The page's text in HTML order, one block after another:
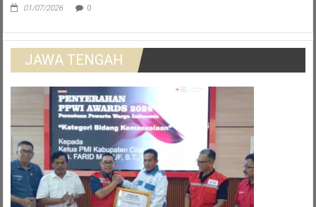
01/07/2026 0
JAWA TENGAH